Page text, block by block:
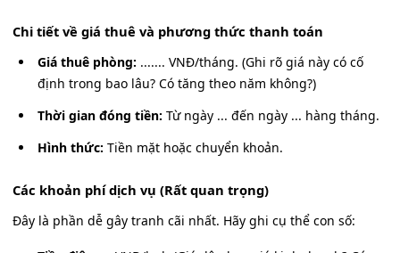
Chi tiết về giá thuê và phương thức thanh toán
Giá thuê phòng: ....... VNĐ/tháng. (Ghi rõ giá này có cố
định trong bao lâu? Có tăng theo năm không?)
Thời gian đóng tiền: Từ ngày ... đến ngày ... hàng tháng.
Hình thức: Tiền mặt hoặc chuyển khoản.
Các khoản phí dịch vụ (Rất quan trọng)
Đây là phần dễ gây tranh cãi nhất. Hãy ghi cụ thể con số: